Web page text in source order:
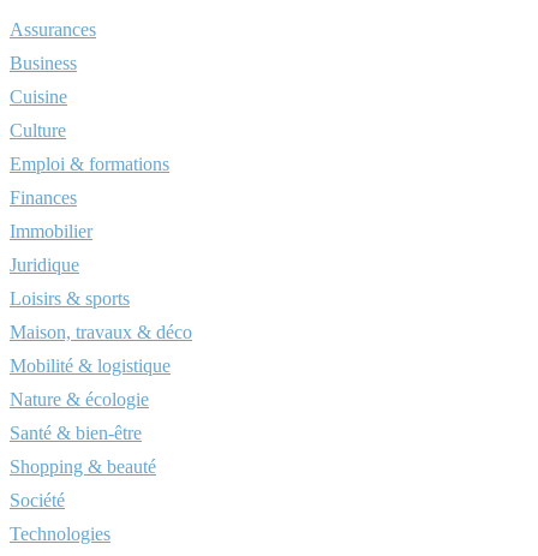
Assurances
Business
Cuisine
Culture
Emploi & formations
Finances
Immobilier
Juridique
Loisirs & sports
Maison, travaux & déco
Mobilité & logistique
Nature & écologie
Santé & bien-être
Shopping & beauté
Société
Technologies